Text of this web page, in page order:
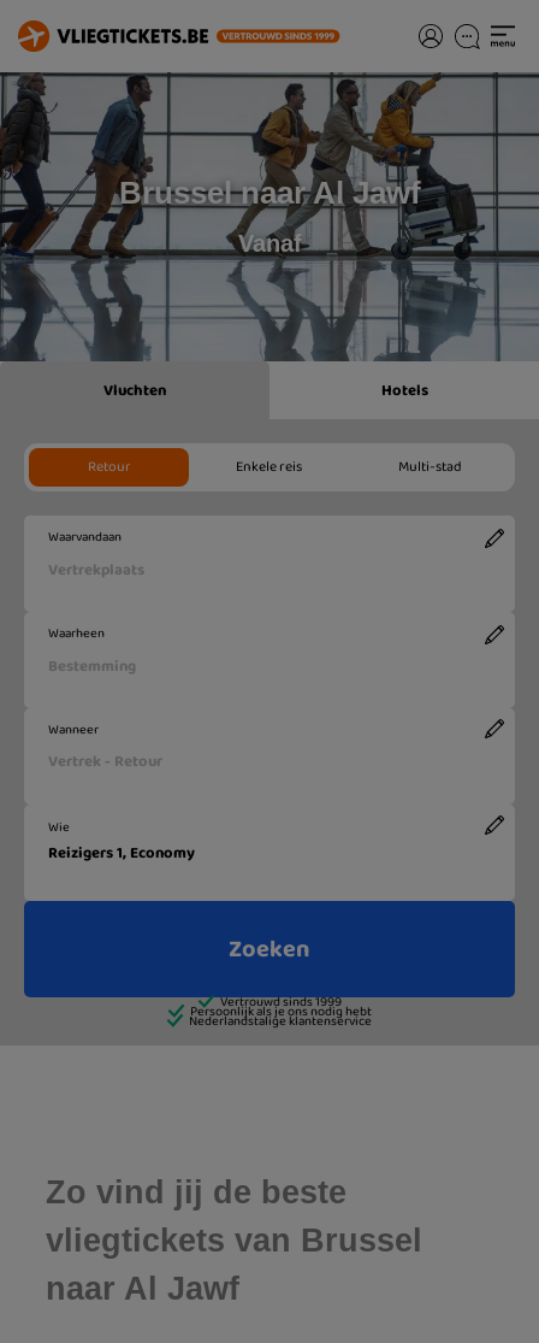
Brussel naar Al Jawf
Vanaf
Zo vind jij de beste
vliegtickets van Brussel
naar Al Jawf